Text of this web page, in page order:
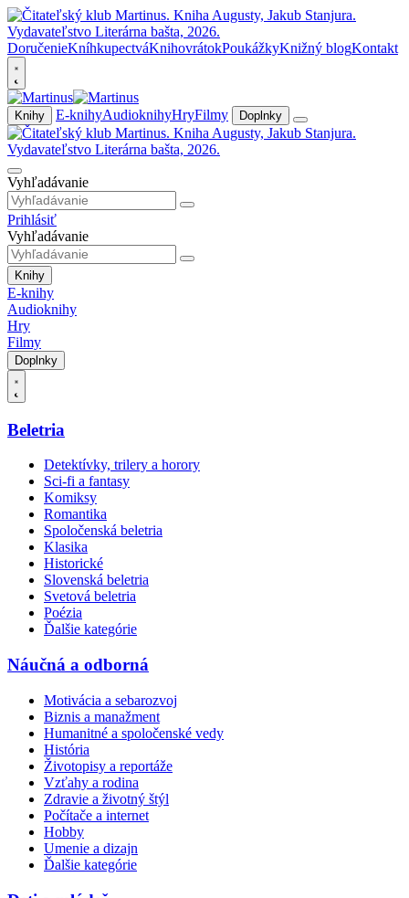
DoručenieKníhkupectváKnihovrátokPoukážkyKnižný blogKontakt
Knihy E-knihyAudioknihyHryFilmy Doplnky
Vyhľadávanie
Prihlásiť
Vyhľadávanie
Knihy
E-knihy
Audioknihy
Hry
Filmy
Doplnky
Beletria
Detektívky, trilery a horory
Sci-fi a fantasy
Komiksy
Romantika
Spoločenská beletria
Klasika
Historické
Slovenská beletria
Svetová beletria
Poézia
Ďalšie kategórie
Náučná a odborná
Motivácia a sebarozvoj
Biznis a manažment
Humanitné a spoločenské vedy
História
Životopisy a reportáže
Vzťahy a rodina
Zdravie a životný štýl
Počítače a internet
Hobby
Umenie a dizajn
Ďalšie kategórie